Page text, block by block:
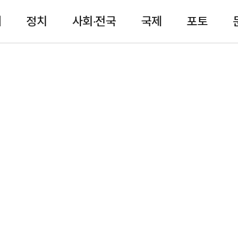
정치 사회·전국 국제 포토